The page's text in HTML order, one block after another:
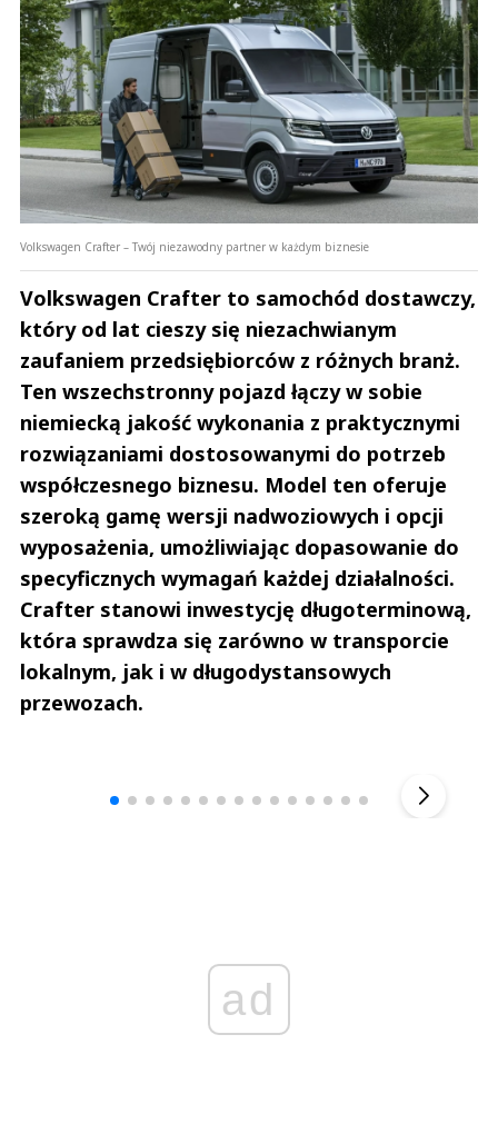
Volkswagen Crafter – Twój niezawodny partner w każdym biznesie
Volkswagen Crafter to samochód dostawczy,
który od lat cieszy się niezachwianym
zaufaniem przedsiębiorców z różnych branż.
Ten wszechstronny pojazd łączy w sobie
niemiecką jakość wykonania z praktycznymi
rozwiązaniami dostosowanymi do potrzeb
współczesnego biznesu. Model ten oferuje
szeroką gamę wersji nadwoziowych i opcji
wyposażenia, umożliwiając dopasowanie do
specyficznych wymagań każdej działalności.
Crafter stanowi inwestycję długoterminową,
która sprawdza się zarówno w transporcie
lokalnym, jak i w długodystansowych
przewozach.
ad